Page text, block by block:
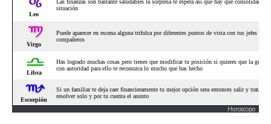
Horoscopo